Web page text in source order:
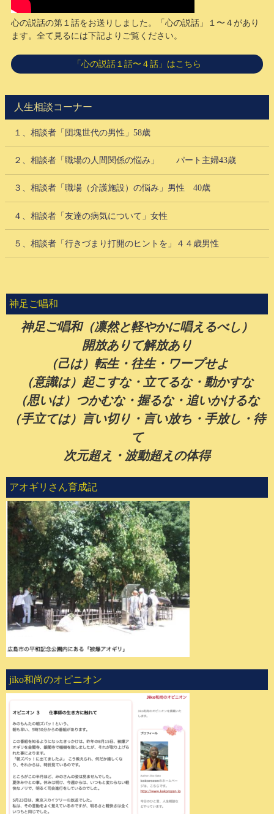
心の説話の第１話をお送りしました。「心の説話」１〜４があり
ます。全て見るには下記よりご覧ください。
「心の説話１話〜４話」はこちら
人生相談コーナー
１、相談者「団塊世代の男性」58歳
２、相談者「職場の人間関係の悩み」 パート主婦43歳
３、相談者「職場（介護施設）の悩み」男性 40歳
４、相談者「友達の病気について」女性
５、相談者「行きづまり打開のヒントを」４４歳男性
神足ご唱和
神足ご唱和（凛然と軽やかに唱えるべし）
開放ありて解放あり
（己は）転生・往生・ワープせよ
（意識は）起こすな・立てるな・動かすな
（思いは）つかむな・握るな・追いかけるな
（手立ては）言い切り・言い放ち・手放し・待
て
次元超え・波動超えの体得
アオギリさん育成記
jiko和尚のオピニオン